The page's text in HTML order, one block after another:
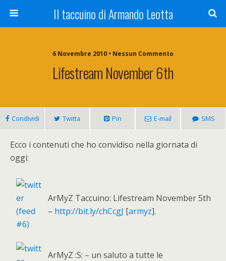
Il taccuino di Armando Leotta
6 Novembre 2010 • Nessun Commento
Lifestream November 6th
Condividi Twitta Pin E-mail SMS
Ecco i contenuti che ho convidiso nella giornata di
oggi:
ArMyZ Taccuino: Lifestream November 5th
– http://bit.ly/chCcgJ [armyz].
ArMyZ :S: – un saluto a tutte le